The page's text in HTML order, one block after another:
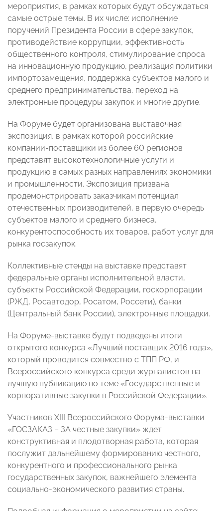
мероприятия, в рамках которых будут обсуждаться
самые острые темы. В их числе: исполнение
поручений Президента России в сфере закупок,
противодействие коррупции, эффективность
общественного контроля, стимулирование спроса
на инновационную продукцию, реализация политики
импортозамещения, поддержка субъектов малого и
среднего предпринимательства, переход на
электронные процедуры закупок и многие другие.
На Форуме будет организована выставочная
экспозиция, в рамках которой российские
компании-поставщики из более 60 регионов
представят высокотехнологичные услуги и
продукцию в самых разных направлениях экономики
и промышленности. Экспозиция призвана
продемонстрировать заказчикам потенциал
отечественных производителей, в первую очередь
субъектов малого и среднего бизнеса,
конкурентоспособность их товаров, работ услуг для
рынка госзакупок.
Коллективные стенды на выставке представят
федеральные органы исполнительной власти,
субъекты Российской Федерации, госкорпорации
(РЖД, Росавтодор, Росатом, Россети), банки
(Центральный банк России), электронные площадки.
На Форуме-выставке будут подведены итоги
открытого конкурса «Лучший поставщик 2016 года»,
который проводится совместно с ТПП РФ, и
Всероссийского конкурса среди журналистов на
лучшую публикацию по теме «Государственные и
корпоративные закупки в Российской Федерации».
Участников XIII Всероссийского Форума-выставки
«ГОСЗАКАЗ – ЗА честные закупки» ждет
конструктивная и плодотворная работа, которая
послужит дальнейшему формированию честного,
конкурентного и профессионального рынка
государственных закупок, важнейшего элемента
социально-экономического развития страны.